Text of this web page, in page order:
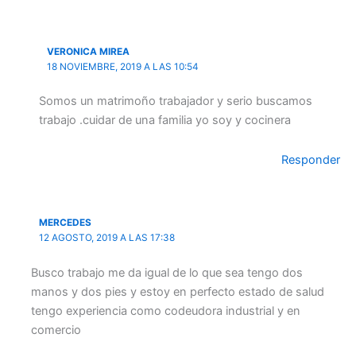
VERONICA MIREA
18 NOVIEMBRE, 2019 A LAS 10:54
Somos un matrimoño trabajador y serio buscamos
trabajo .cuidar de una familia yo soy y cocinera
Responder
MERCEDES
12 AGOSTO, 2019 A LAS 17:38
Busco trabajo me da igual de lo que sea tengo dos
manos y dos pies y estoy en perfecto estado de salud
tengo experiencia como codeudora industrial y en
comercio